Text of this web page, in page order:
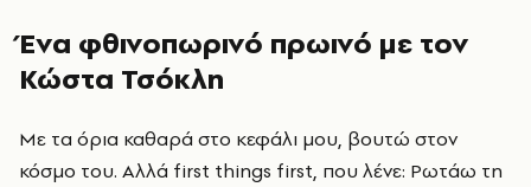
Ένα φθινοπωρινό πρωινό με τον
Κώστα Τσόκλη
Με τα όρια καθαρά στο κεφάλι μου, βουτώ στον
κόσμο του. Αλλά first things first, που λένε: Ρωτάω τη